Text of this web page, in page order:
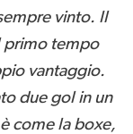
vinto. Il
primo tempo
vantaggio.
due gol in un
come la boxe,